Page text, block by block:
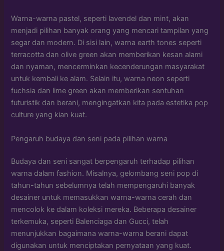
Warna-warna pastel, seperti lavendel dan mint, akan
menjadi pilihan banyak orang yang mencari tampilan yang
segar dan modern. Di sisi lain, warna earth tones seperti
terracotta dan olive green akan memberikan kesan alami
dan nyaman, mencerminkan kecenderungan masyarakat
untuk kembali ke alam. Selain itu, warna neon seperti
fuchsia dan lime green akan memberikan sentuhan
futuristik dan berani, mengingatkan kita pada estetika pop
culture yang kian kuat.
Pengaruh budaya dan seni pada pilihan warna
Budaya dan seni sangat berpengaruh terhadap pilihan
warna dalam fashion. Misalnya, gelombang seni pop di
tahun-tahun sebelumnya telah mempengaruhi banyak
desainer untuk memasukkan warna-warna cerah dan
mencolok ke dalam koleksi mereka. Beberapa desainer
terkemuka, seperti Balenciaga dan Gucci, telah
menunjukkan bagaimana warna-warna berani dapat
digunakan untuk menciptakan pernyataan yang kuat.